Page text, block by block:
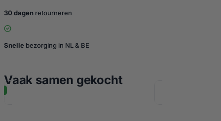
30 dagen retourneren
Snelle bezorging in NL & BE
Vaak samen gekocht